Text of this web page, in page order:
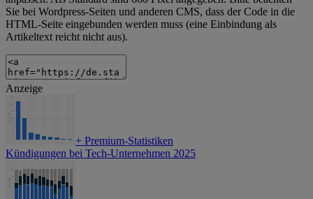
Sie bei Wordpress-Seiten und anderen CMS, dass der Code in die
HTML-Seite eingebunden werden muss (eine Einbindung als
Artikeltext reicht nicht aus).
Anzeige
+ Premium-Statistiken
Kündigungen bei Tech-Unternehmen 2025